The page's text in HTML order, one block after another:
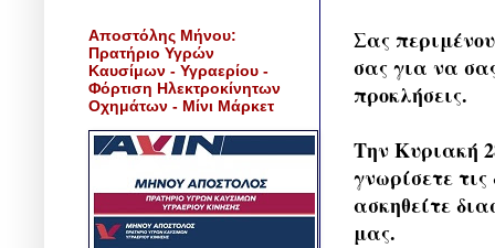
Σας
σας για να
προκλήσεις.
Την Κυριακή
γνωρίσετε
ασκηθείτε
μας.
Αποστόλης Μήνου:
Πρατήριο Υγρών
Καυσίμων - Υγραερίου -
Φόρτιση Ηλεκτροκίνητων
Οχημάτων - Μίνι Μάρκετ